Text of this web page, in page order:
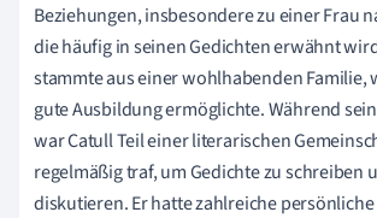
Beziehungen, insbesondere zu einer Frau
die häufig in seinen Gedichten erwähnt
stammte aus einer wohlhabenden Familie,
gute Ausbildung ermöglichte. Während
war Catull Teil einer literarischen
regelmäßig traf, um Gedichte zu schreiben
diskutieren. Er hatte zahlreiche